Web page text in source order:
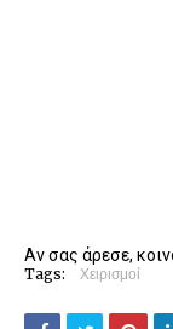
Αν σας άρεσε,
Tags: Χειρισμοί